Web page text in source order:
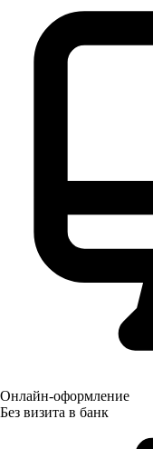
Онлайн-оформление
Без визита в банк